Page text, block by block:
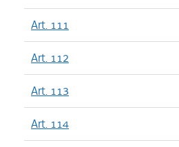
Art. 111
Art. 112
Art. 113
Art. 114